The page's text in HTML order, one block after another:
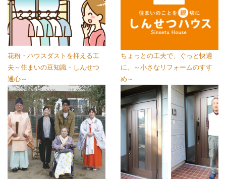
花粉・ハウスダストを抑える工
夫～住まいの豆知識・しんせつ
通心～
ちょっとの工夫で、ぐっと快適
に。～小さなリフォームのすす
め～